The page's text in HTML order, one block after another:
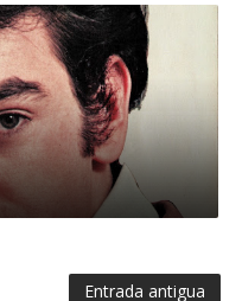
Entrada antigua